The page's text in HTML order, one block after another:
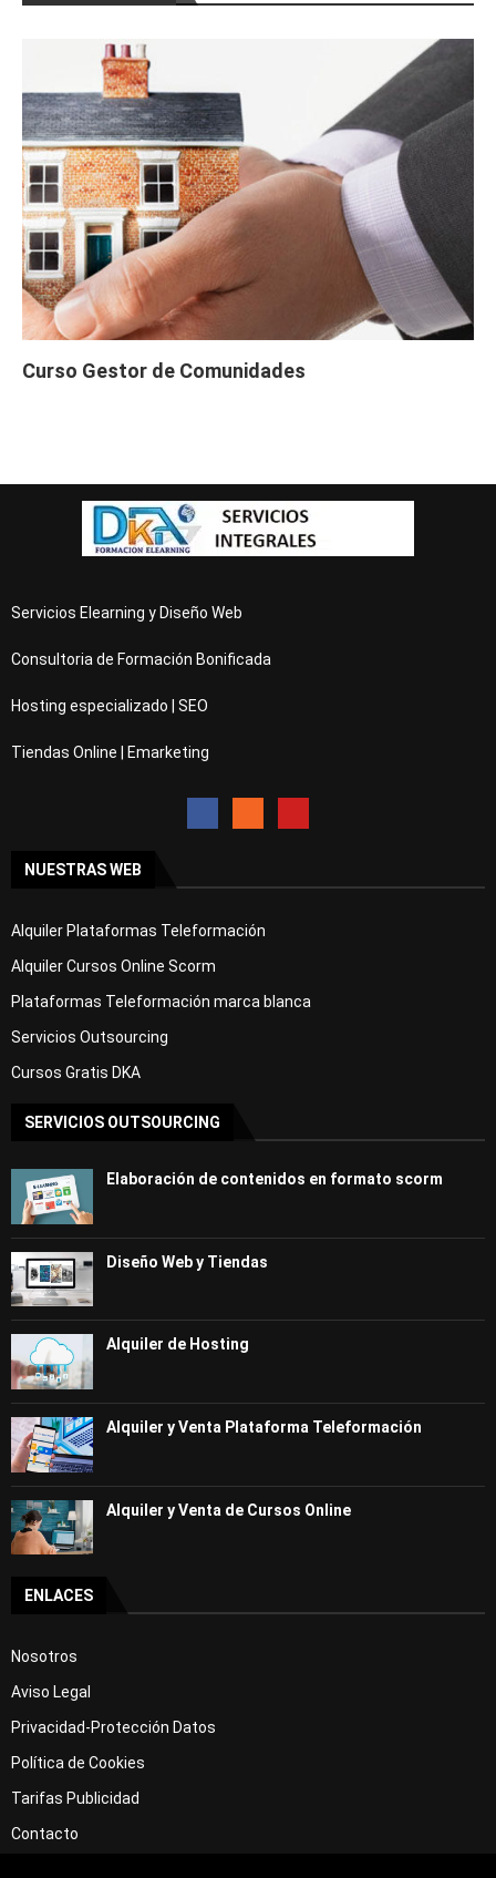
Curso Gestor de Comunidades
Servicios Elearning y Diseño Web
Consultoria de Formación Bonificada
Hosting especializado | SEO
Tiendas Online | Emarketing
NUESTRAS WEB
Alquiler Plataformas Teleformación
Alquiler Cursos Online Scorm
Plataformas Teleformación marca blanca
Servicios Outsourcing
Cursos Gratis DKA
SERVICIOS OUTSOURCING
Elaboración de contenidos en formato scorm
Diseño Web y Tiendas
Alquiler de Hosting
Alquiler y Venta Plataforma Teleformación
Alquiler y Venta de Cursos Online
ENLACES
Nosotros
Aviso Legal
Privacidad-Protección Datos
Política de Cookies
Tarifas Publicidad
Contacto